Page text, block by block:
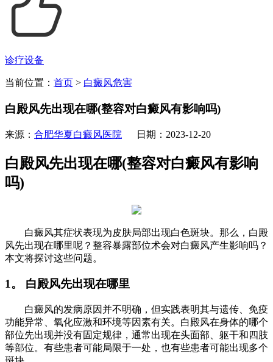
诊疗设备
当前位置： 首页 > 白癜风危害
白殿风先出现在哪(整容对白癜风有影响吗)
来源： 合肥华夏白癜风医院 日期：2023-12-20
白殿风先出现在哪(整容对白癜风有影响
吗)
白癜风其症状表现为皮肤局部出现白色斑块。那么，白殿
风先出现在哪里呢？整容暴露部位术会对白癜风产生影响吗？
本文将探讨这些问题。
1。 白殿风先出现在哪里
白癜风的发病原因并不明确，但实践表明其与遗传、免疫
功能异常、氧化应激和环境等因素有关。白殿风在身体的哪个
部位先出现并没有固定规律，通常出现在头面部、躯干和四肢
等部位。有些患者可能局限于一处，也有些患者可能出现多个